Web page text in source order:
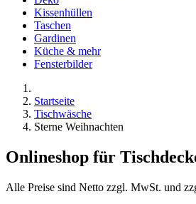
Kissenhüllen
Taschen
Gardinen
Küche & mehr
Fensterbilder
Startseite
Tischwäsche
Sterne Weihnachten
Onlineshop für
Alle Preise sind Netto zzgl. MwSt. und